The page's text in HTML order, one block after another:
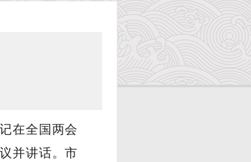
在全国两会
并讲话。市